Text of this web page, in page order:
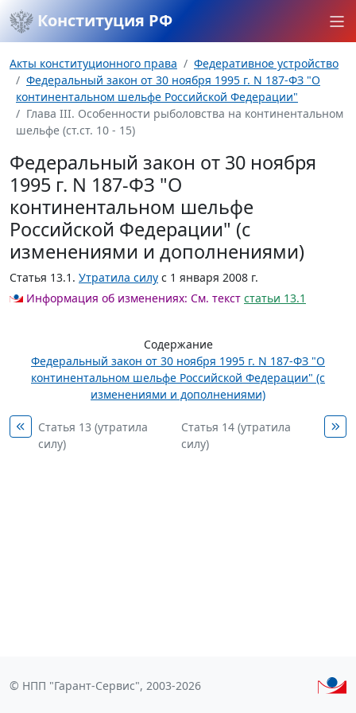
Конституция РФ
Акты конституционного права
Федеративное устройство
Федеральный закон от 30 ноября 1995 г. N 187-ФЗ "О
континентальном шельфе Российской Федерации"
Глава III. Особенности рыболовства на континентальном
шельфе (ст.ст. 10 - 15)
Федеральный закон от 30 ноября
1995 г. N 187-ФЗ "О
континентальном шельфе
Российской Федерации" (с
изменениями и дополнениями)
Статья 13.1 . Утратила силу с 1 января 2008 г.
Информация об изменениях: См. текст статьи 13.1
Содержание
Федеральный закон от 30 ноября 1995 г. N 187-ФЗ "О
континентальном шельфе Российской Федерации" (с
изменениями и дополнениями)
Статья 13 (утратила
силу)
Статья 14 (утратила
силу)
© НПП "Гарант-Сервис", 2003-2026